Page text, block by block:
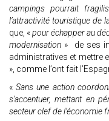
campings pourrait
l’attractivité touristique de
que, «pour échapper au
modernisation » de ses
administratives et mettre
», comme l’ont fait
«Sans une action
s’accentuer, mettant en
secteur clef de l’économie